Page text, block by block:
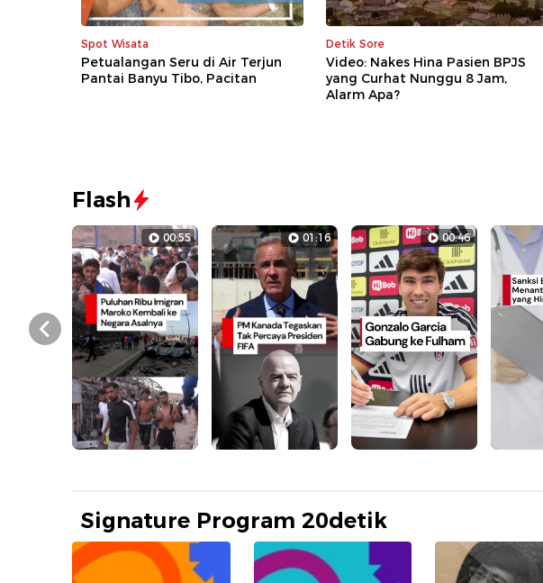
Spot Wisata
Petualangan Seru di Air Terjun
Pantai Banyu Tibo, Pacitan
Detik Sore
Video: Nakes Hina Pasien BPJS
yang Curhat Nunggu 8 Jam,
Alarm Apa?
Flash
00:55 01:16 00:46
Prev
Signature Program 20detik